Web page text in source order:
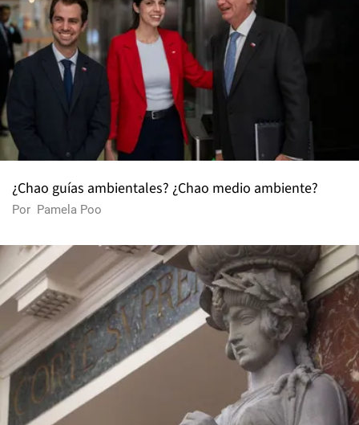
¿Chao guías ambientales? ¿Chao medio ambiente?
Por Pamela Poo